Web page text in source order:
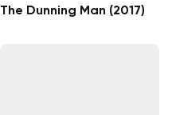
The Dunning Man (2017)